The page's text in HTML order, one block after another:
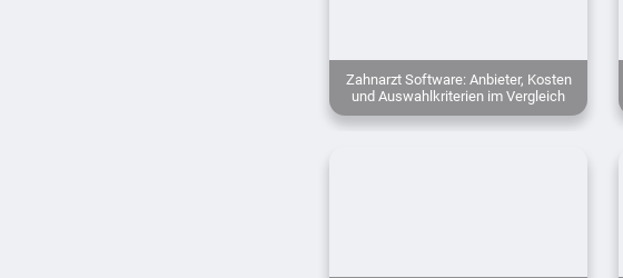
Zahnarzt Software: Anbieter, Kosten
und Auswahlkriterien im Vergleich